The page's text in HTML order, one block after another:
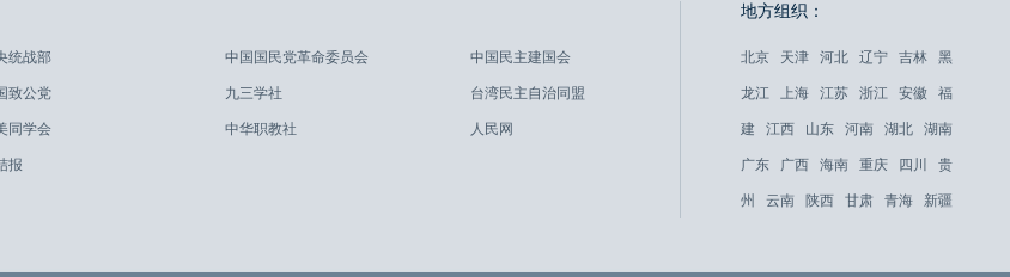
统战部
致公党
同学会
报
中国国民党革命委员会
九三学社
中华职教社
中国民主建国会
台湾民主自治同盟
人民网
地方组织：
北京 天津 河北 辽宁 吉林 黑
龙江 上海 江苏 浙江 安徽 福
建 江西 山东 河南 湖北 湖南
广东 广西 海南 重庆 四川 贵
州 云南 陕西 甘肃 青海 新疆